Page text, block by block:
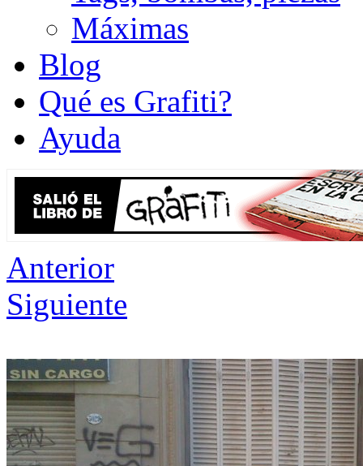
Máximas
Blog
Qué es Grafiti?
Ayuda
Anterior
Siguiente